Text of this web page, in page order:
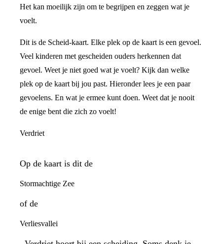
Het kan moeilijk zijn om te begrijpen en zeggen wat je
voelt.
Dit is de Scheid-kaart. Elke plek op de kaart is een gevoel.
Veel kinderen met gescheiden ouders herkennen dat
gevoel. Weet je niet goed wat je voelt? Kijk dan welke
plek op de kaart bij jou past. Hieronder lees je een paar
gevoelens. En wat je ermee kunt doen. Weet dat je nooit
de enige bent die zich zo voelt!
Verdriet
Op de kaart is dit de
Stormachtige Zee
of de
Verliesvallei